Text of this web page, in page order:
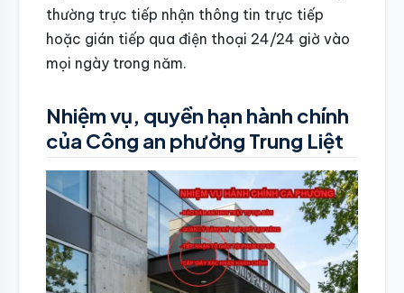
thường trực tiếp nhận thông tin trực tiếp
hoặc gián tiếp qua điện thoại 24/24 giờ vào
mọi ngày trong năm.
Nhiệm vụ, quyền hạn hành chính
của Công an phường Trung Liệt